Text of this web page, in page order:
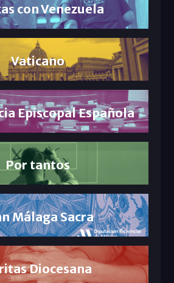
con Venezuela
Vaticano
Episcopal Española
Por tantos
Málaga Sacra
Diocesana